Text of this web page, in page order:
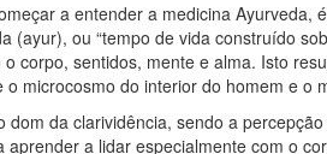
a entender a medicina Ayurveda,
(ayur), ou “tempo de vida construído
corpo, sentidos, mente e alma. Isto
o microcosmo do interior do homem e o
dom da clarividência, sendo a
aprender a lidar especialmente com o